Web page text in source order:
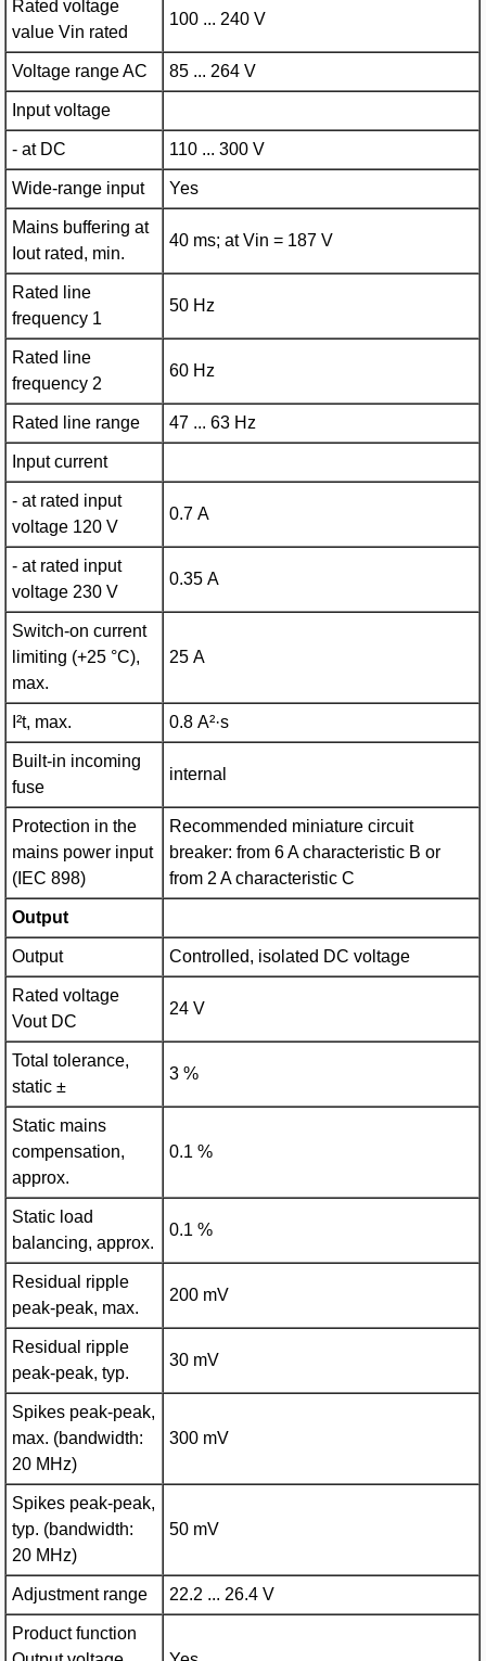
Rated voltage
value Vin rated
100 ... 240 V
Voltage range AC 85 ... 264 V
Input voltage
- at DC 110 ... 300 V
Wide-range input Yes
Mains buffering at
Iout rated, min.
40 ms; at Vin = 187 V
Rated line
frequency 1
50 Hz
Rated line
frequency 2
60 Hz
Rated line range 47 ... 63 Hz
Input current
- at rated input
voltage 120 V
0.7 A
- at rated input
voltage 230 V
0.35 A
Switch-on current
limiting (+25 °C),
max.
25 A
I²t, max. 0.8 A²·s
Built-in incoming
fuse
internal
Protection in the
mains power input
(IEC 898)
Recommended miniature circuit
breaker: from 6 A characteristic B or
from 2 A characteristic C
Output
Output Controlled, isolated DC voltage
Rated voltage
Vout DC
24 V
Total tolerance,
static ±
3 %
Static mains
compensation,
approx.
0.1 %
Static load
balancing, approx.
0.1 %
Residual ripple
peak-peak, max.
200 mV
Residual ripple
peak-peak, typ.
30 mV
Spikes peak-peak,
max. (bandwidth:
20 MHz)
300 mV
Spikes peak-peak,
typ. (bandwidth:
20 MHz)
50 mV
Adjustment range 22.2 ... 26.4 V
Product function